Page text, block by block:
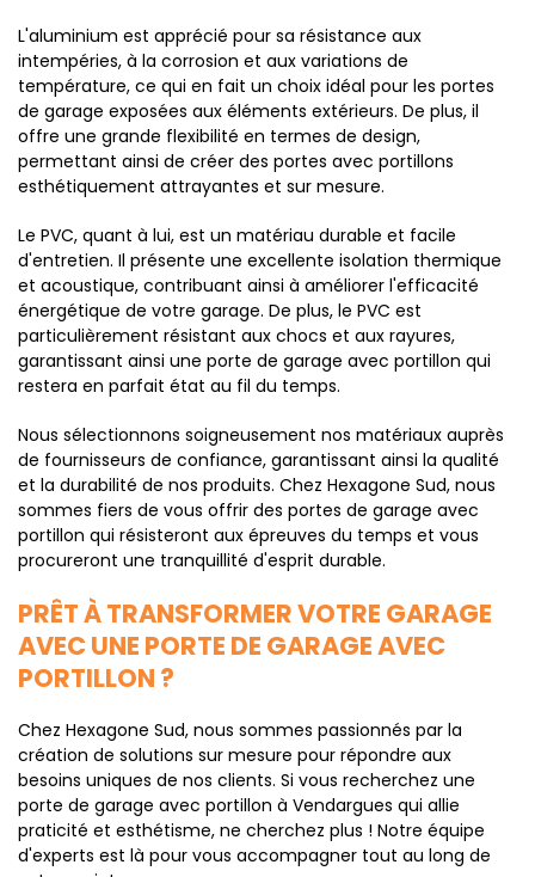
L'aluminium est apprécié pour sa résistance aux
intempéries, à la corrosion et aux variations de
température, ce qui en fait un choix idéal pour les portes
de garage exposées aux éléments extérieurs. De plus, il
offre une grande flexibilité en termes de design,
permettant ainsi de créer des portes avec portillons
esthétiquement attrayantes et sur mesure.
Le PVC, quant à lui, est un matériau durable et facile
d'entretien. Il présente une excellente isolation thermique
et acoustique, contribuant ainsi à améliorer l'efficacité
énergétique de votre garage. De plus, le PVC est
particulièrement résistant aux chocs et aux rayures,
garantissant ainsi une porte de garage avec portillon qui
restera en parfait état au fil du temps.
Nous sélectionnons soigneusement nos matériaux auprès
de fournisseurs de confiance, garantissant ainsi la qualité
et la durabilité de nos produits. Chez Hexagone Sud, nous
sommes fiers de vous offrir des portes de garage avec
portillon qui résisteront aux épreuves du temps et vous
procureront une tranquillité d'esprit durable.
PRÊT À TRANSFORMER VOTRE GARAGE
AVEC UNE PORTE DE GARAGE AVEC
PORTILLON ?
Chez Hexagone Sud, nous sommes passionnés par la
création de solutions sur mesure pour répondre aux
besoins uniques de nos clients. Si vous recherchez une
porte de garage avec portillon à Vendargues qui allie
praticité et esthétisme, ne cherchez plus ! Notre équipe
d'experts est là pour vous accompagner tout au long de